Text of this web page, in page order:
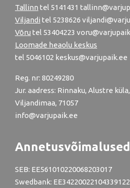
Tallinn tel 5141431
Viljandi tel 5238626
Võru tel 53404223
Loomade heaolu keskus
tel 5046102 keskus@varjupaik.ee
Reg. nr: 80249280
Jur. aadress: Rinnaku, Alustre
Viljandimaa, 71057
info@varjupaik.ee
Annetusvõimalused
SEB: EE561010220068203017
Swedbank: